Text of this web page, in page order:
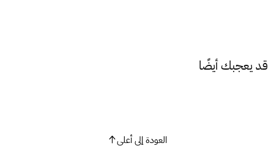
هذا المنتج مخصص لخطوط زين السعودية فقط.
يرجى شحن البطاقة بعد الاستلام بمدة لا تقل عن أسبوعين لتجنب
قد يعجبك أيضًا
العودة إلى أعلى